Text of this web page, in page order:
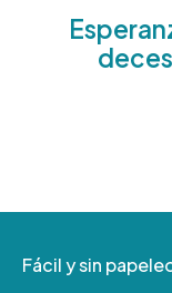
Fácil y sin